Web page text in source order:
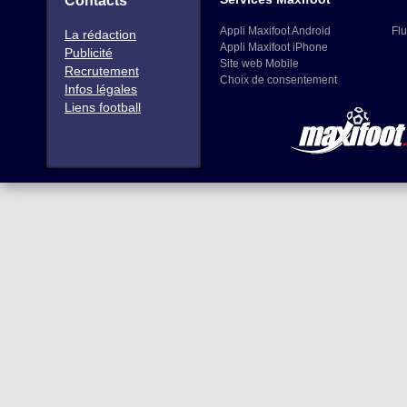
La rédaction
Publicité
Recrutement
Infos légales
Liens football
Appli Maxifoot Android
Appli Maxifoot iPhone
Site web Mobile
Choix de consentement